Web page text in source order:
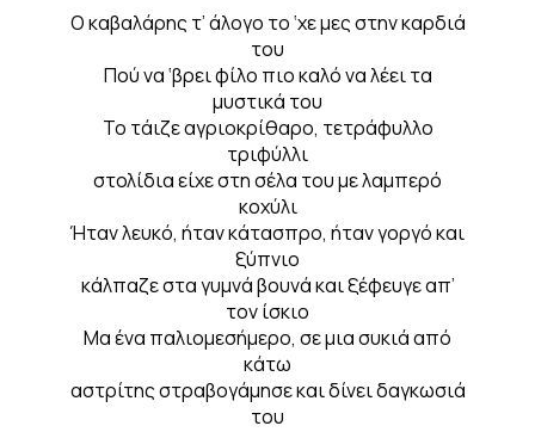
Ο καβαλάρης τ’ άλογο το ‘χε μες στην καρδιά
του
Πού να ‘βρει φίλο πιο καλό να λέει τα
μυστικά του
Το τάιζε αγριοκρίθαρο, τετράφυλλο
τριφύλλι
στολίδια είχε στη σέλα του με λαμπερό
κοχύλι
Ήταν λευκό, ήταν κάτασπρο, ήταν γοργό και
ξύπνιο
κάλπαζε στα γυμνά βουνά και ξέφευγε απ’
τον ίσκιο
Μα ένα παλιομεσήμερο, σε μια συκιά από
κάτω
αστρίτης στραβογάμησε και δίνει δαγκωσιά
του